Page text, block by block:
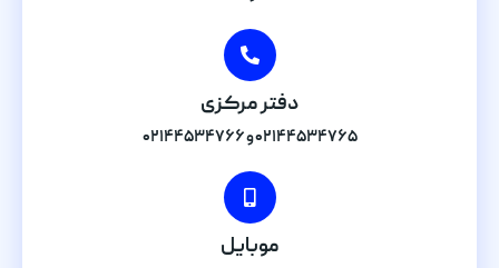
دفتر مرکزی
۰۲۱۴۴۵۳۴۷۶۵ و ۰۲۱۴۴۵۳۴۷۶۶
موبایل